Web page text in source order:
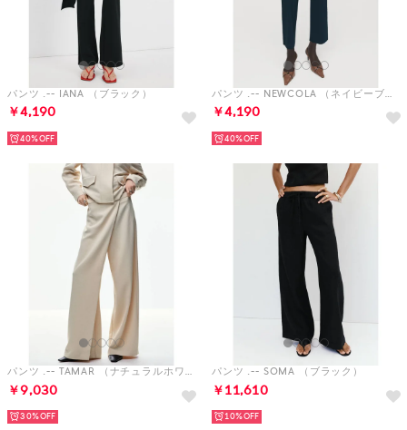
パンツ .-- IANA （ブラック）
￥4,190
40%
パンツ .-- NEWCOLA （ネイビーブルー）
￥4,190
40%
パンツ .-- TAMAR （ナチュラルホワイト）
￥9,030
30%
パンツ .-- SOMA （ブラック）
￥11,610
10%